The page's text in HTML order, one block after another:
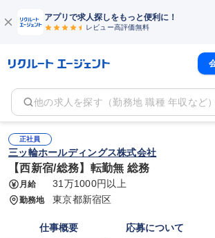
アプリで求人探しをもっと便利に！
レビュー高評価無料
他の求人を探す（勤務地 職種 年収など）
正社員
三ッ輪ホールディングス株式会社
【西新宿/総務】転勤無 総務
月給 31万1000円以上
勤務地 東京都新宿区
仕事概要 応募について